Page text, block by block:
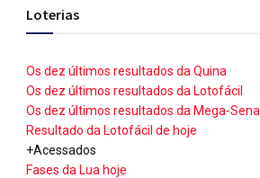
Loterias
Os dez últimos resultados da Quina
Os dez últimos resultados da Lotofácil
Os dez últimos resultados da Mega-Sena
Resultado da Lotofácil de hoje
+Acessados
Fases da Lua hoje